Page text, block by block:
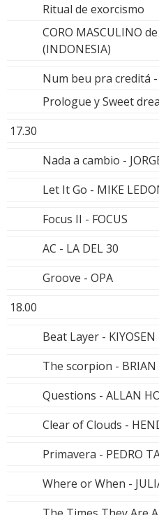
Ritual de exorcismo
CORO MASCULINO
(INDONESIA)
Num beu pra creditá -
Prologue y Sweet
17.30
Nada a cambio -
Let It Go - MIKE
Focus II - FOCUS
AC - LA DEL 30
Groove - OPA
18.00
Beat Layer - KIYOSEN
The scorpion - BRIAN
Questions - ALLAN
Clear of Clouds -
Primavera - PEDRO
Where or When -